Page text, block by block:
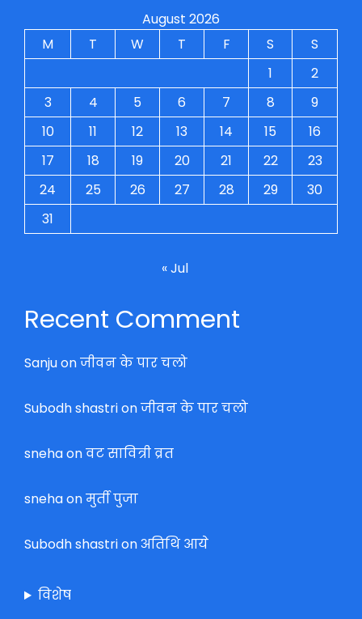
August 2026
M
T W T F S
S
1
2
3
4 5 6 7 8
9
10
11 12 13 14 15
16
17
18 19 20 21 22
23
24
25 26 27 28 29
30
31
« Jul
Recent Comment
Sanjuonजीवन के पार चलो
Subodh shastrionजीवन के पार चलो
snehaonवट सावित्री व्रत
snehaonमुर्ती पुजा
Subodh shastrionअतिथि आये
विशेष